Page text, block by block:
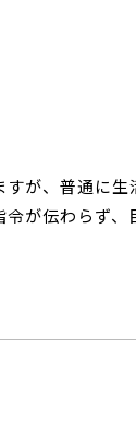
が、普通に生
が伝わらず、